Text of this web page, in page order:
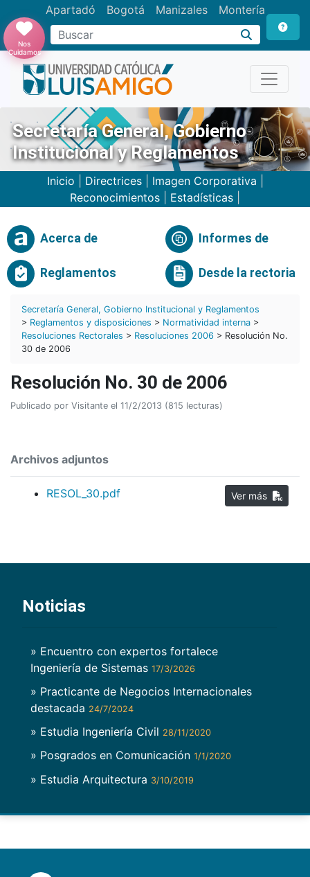
Apartadó Bogotá Manizales Montería
Buscar
Nos
Cuidamos
Secretaría General, Gobierno
Institucional y Reglamentos
Inicio Directrices| Imagen Corporativa
Reconocimientos
Estadísticas
Acerca de Informes de
Reglamentos Desde la rectoria
Secretaría General, Gobierno Institucional y Reglamentos
> Reglamentos y disposiciones > Normatividad interna >
Resoluciones Rectorales > Resoluciones 2006 > Resolución No.
30 de 2006
Resolución No. 30 de 2006
Publicado por Visitante el 11/2/2013 (815 lecturas)
Archivos adjuntos
RESOL_30.pdf
Noticias
» Encuentro con expertos fortalece
Ingeniería de Sistemas 17/3/2026
» Practicante de Negocios Internacionales
destacada 24/7/2024
» Estudia Ingeniería Civil 28/11/2020
» Posgrados en Comunicación 1/1/2020
» Estudia Arquitectura 3/10/2019